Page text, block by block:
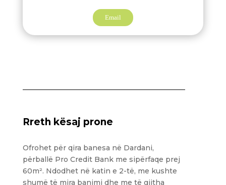
Email
Rreth kësaj prone
Ofrohet për qira banesa në Dardani,
përballë Pro Credit Bank me sipërfaqe prej
60m². Ndodhet në katin e 2-të, me kushte
shumë të mira banimi dhe me të gjitha